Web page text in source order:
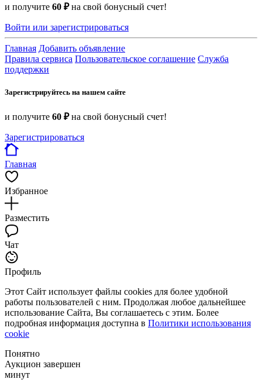
и получите 60 ₽на свой бонусный счет!
Войти или зарегистрироваться
Главная Добавить объявление
Правила сервиса Пользовательское соглашение Служба
поддержки
Зарегистрируйтесь на нашем сайте
и получите 60 ₽на свой бонусный счет!
Зарегистрироваться
Главная
Избранное
Разместить
Чат
Профиль
Этот Сайт использует файлы cookies для более удобной
работы пользователей с ним. Продолжая любое дальнейшее
использование Сайта, Вы соглашаетесь с этим. Более
подробная информация доступна в Политики использования
cookie
Понятно
Аукцион завершен
минут